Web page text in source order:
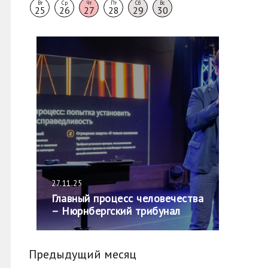
Вт
25
Ср
26
Чт
27
Пт
28
Сб
29
Вс
30
27.11.25
Главный процесс человечества
– Нюрнбергский трибунал
Предыдущий месяц